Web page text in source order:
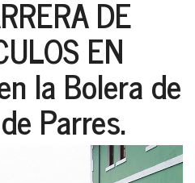
DE
EN
la Bolera de
Parres.